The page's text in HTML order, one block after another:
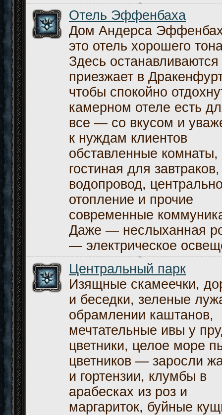
Отель Эффенбаха
Дом Андерса
это отель хорошего
Здесь останавливаются
приезжает в
чтобы спокойно
камерном отеле есть
все — со вкусом и
к нуждам клиентов
обставленные комнаты,
гостиная для завтраков,
водопровод,
отопление и прочие
современные
Даже — неслыханная
— электрическое
Центральный парк
Изящные скамеечки,
и беседки, зеленые
обрамлении каштанов,
мечтательные ивы у
цветники, целое море
цветников — заросли
и гортензии, клумбы в
арабесках из роз и
маргариток, буйные